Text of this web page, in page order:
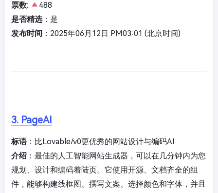
票数:
488
是否精选：是
发布时间 ：2025年06月12日 PM03:01 (北京时间)
3. PageAI
标语：比Lovable/v0更优秀的网站设计与编码AI
介绍 ：最佳的人工智能网站生成器，可以在几分钟内为您
规划、设计和编码着陆页。它使用开源、文档齐全的组
件，能够构建线框图、撰写文案、选择颜色和字体，并且